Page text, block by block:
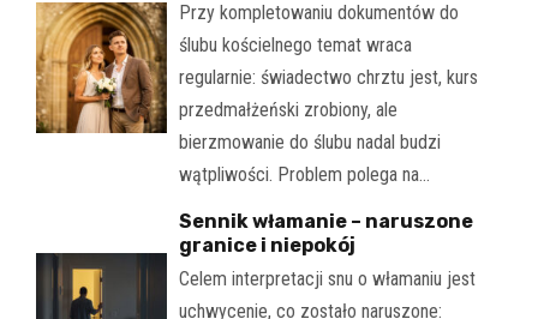
Przy kompletowaniu dokumentów do
ślubu kościelnego temat wraca
regularnie: świadectwo chrztu jest, kurs
przedmałżeński zrobiony, ale
bierzmowanie do ślubu nadal budzi
wątpliwości. Problem polega na…
Sennik włamanie – naruszone
granice i niepokój
Celem interpretacji snu o włamaniu jest
uchwycenie, co zostało naruszone: